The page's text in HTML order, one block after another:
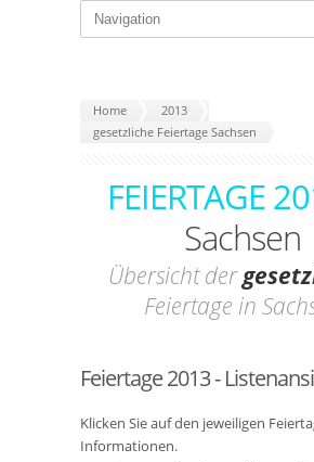
Home
2013
gesetzliche Feiertage Sachsen
FEIERTAGE
Sachsen
Übersicht der
Feiertage in
Feiertage 2013 -
Klicken Sie auf den jeweiligen
Informationen.